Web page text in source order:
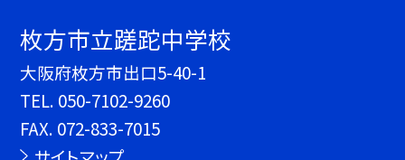
枚方市立蹉跎中学校
大阪府枚方市出口5-40-1
TEL. 050-7102-9260
FAX. 072-833-7015